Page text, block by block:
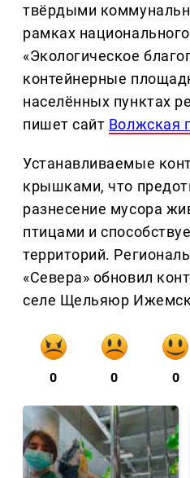
твёрдыми
рамках
«Экологическое
контейнерные
населённых пунктах
пишет сайт Волжская
Устанавливаемые
крышками, что
разнесение мусора
птицами и
территорий.
«Севера» обновил
селе Щельяюр
0 0 0